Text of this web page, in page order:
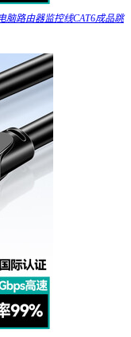
脑路由器监控线CAT6成品跳